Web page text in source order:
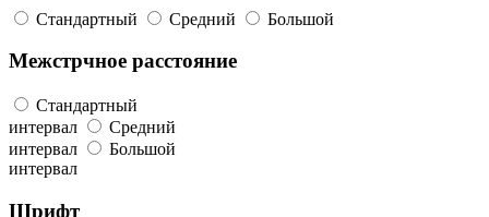
Стандартный Средний Большой
Межстрчное расстояние
Стандартный
интервал
Средний
интервал
Большой
интервал
Шрифт